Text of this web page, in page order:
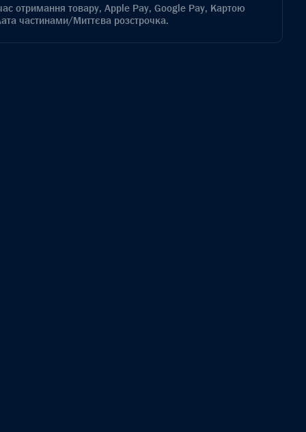
отримання товару, Apple Pay, Google Pay, Картою
частинами/Миттєва розстрочка.